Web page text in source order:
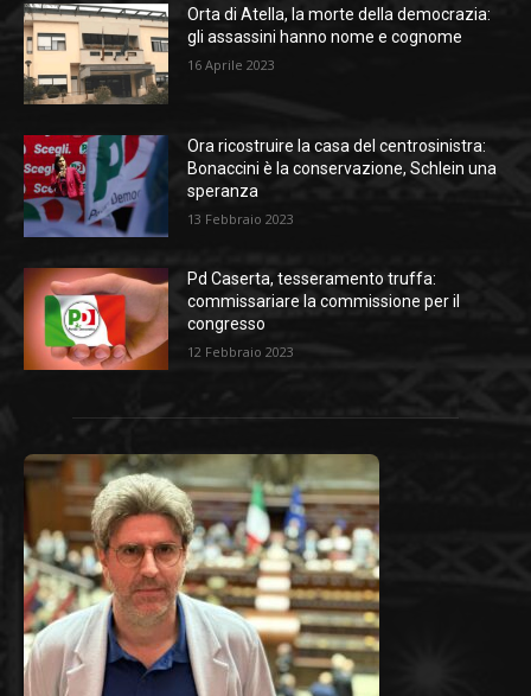
Orta di Atella, la morte della democrazia:
gli assassini hanno nome e cognome
16 Aprile 2023
Ora ricostruire la casa del centrosinistra:
Bonaccini è la conservazione, Schlein una
speranza
13 Febbraio 2023
Pd Caserta, tesseramento truffa:
commissariare la commissione per il
congresso
12 Febbraio 2023